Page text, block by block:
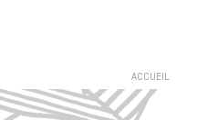
ACCUEIL